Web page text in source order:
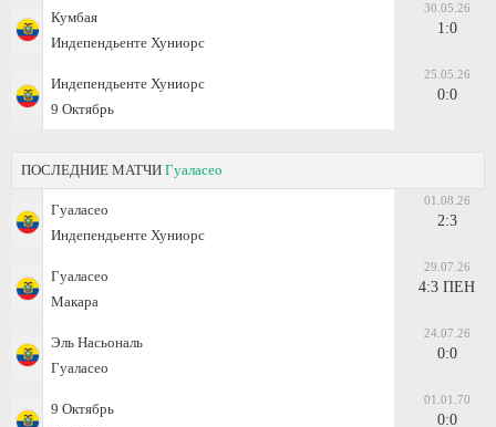
Кумбая
Индепендьенте Хуниорс
30.05.26
1:0
Индепендьенте Хуниорс
9 Октябрь
25.05.26
0:0
ПОСЛЕДНИЕ МАТЧИ Гуаласео
Гуаласео
Индепендьенте Хуниорс
01.08.26
2:3
Гуаласео
Макара
29.07.26
4:3 ПЕН
Эль Насьональ
Гуаласео
24.07.26
0:0
9 Октябрь
01.01.70
0:0